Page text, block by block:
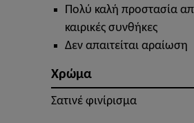
Πολύ καλή προστασία
καιρικές συνθήκες
Δεν απαιτείται αραίωση
Χρώμα
Σατινέ φινίρισμα